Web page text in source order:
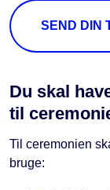
SEND DIN
Du skal
til
Til ceremonien
bruge: